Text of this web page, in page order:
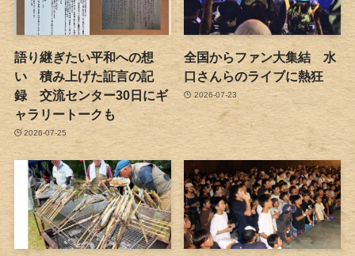
語り継ぎたい平和への想
い 積み上げた証言の記
録 交流センター30日にギ
ャラリートークも
2026-07-25
全国からファン大集結 水
口さんらのライブに熱狂
2026-07-23